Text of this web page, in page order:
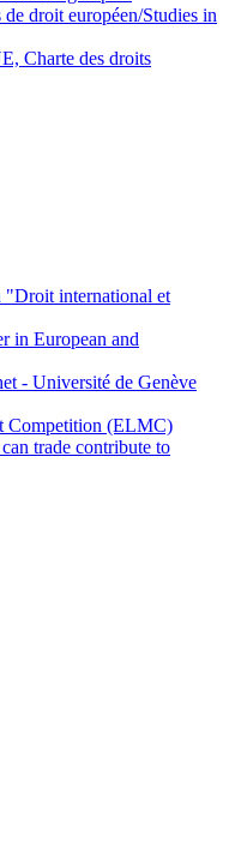
droit européen/Studies in
Charte des droits
"Droit international et
in European and
- Université de Genève
Competition (ELMC)
trade contribute to